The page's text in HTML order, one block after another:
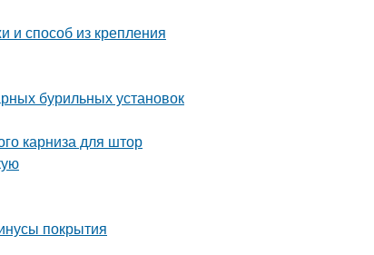
и способ из крепления
бурильных установок
карниза для штор
покрытия